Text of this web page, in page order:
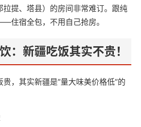
拉提、塔县）的房间非常难订。跟纯
住宿全包，不用自己抢房。
：新疆吃饭其实不贵！
，其实新疆是”量大味美价格低”的